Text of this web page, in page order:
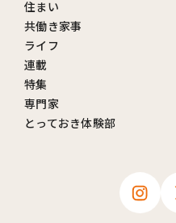
住まい
共働き家事
ライフ
連載
特集
専門家
とっておき体験部